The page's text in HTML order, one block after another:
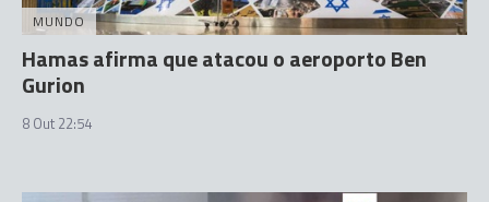
MUNDO
Hamas afirma que atacou o aeroporto Ben
Gurion
8 Out 22:54